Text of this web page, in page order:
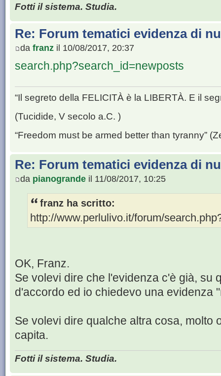
Fotti il sistema. Studia.
Re: Forum tematici evidenza di
da franz il 10/08/2017, 20:37
search.php?search_id=newposts
“Il segreto della FELICITÀ è la LIBERTÀ. E il
(Tucidide, V secolo a.C. )
“Freedom must be armed better than tyranny”
Re: Forum tematici evidenza di
da pianogrande il 11/08/2017, 10:25
franz ha scritto:
http://www.perlulivo.it/forum/
OK, Franz.
Se volevi dire che l'evidenza c'è già, su
d'accordo ed io chiedevo una evidenza
Se volevi dire qualche altra cosa, molto
capita.
Fotti il sistema. Studia.